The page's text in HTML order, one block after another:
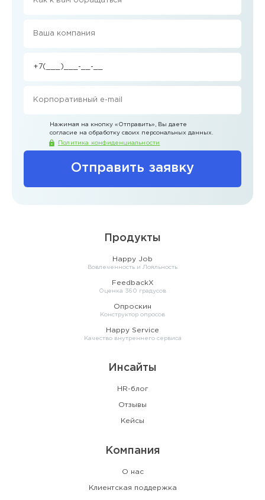
Отправить заявку
Нажимая на кнопку «Отправить» , Вы даете
согласие на обработку своих персональных данных.
Политика конфиденциальности
Продукты
Happy Job
Вовлеченность и Лояльность
FeedbackX
Оценка 360 градусов
Опроскин
Конструктор опросов
Happy Service
Качество внутреннего сервиса
Инсайты
HR-блог
Отзывы
Кейсы
Компания
О нас
Клиентская поддержка